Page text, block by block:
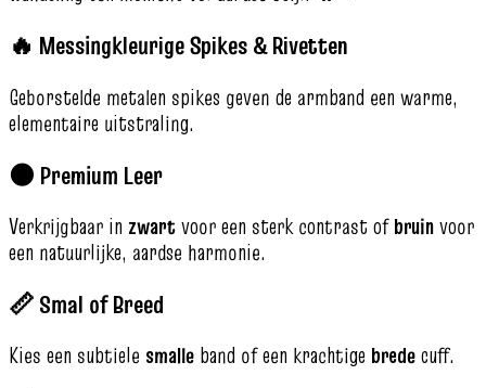
🔥 Messingkleurige Spikes & Rivetten
Geborstelde metalen spikes geven de armband een warme,
elementaire uitstraling.
🌑 Premium Leer
Verkrijgbaar in zwartvoor een sterk contrast ofbruinvoor
een natuurlijke, aardse harmonie.
📏 Smal of Breed
Kies een subtiele smalle band of een krachtige bredecuff.